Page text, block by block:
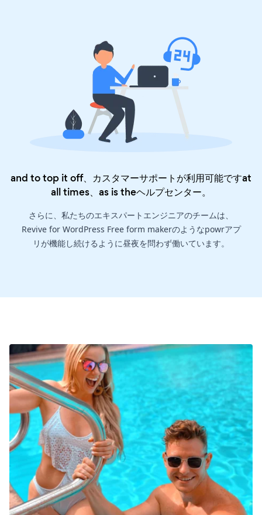
and to top it off、カスタマーサポートが利用可能ですat
all times、as is theヘルプセンター。
さらに、私たちのエキスパートエンジニアのチームは、
Revive for WordPress Free form makerのようなpowrアプ
リが機能し続けるように昼夜を問わず働いています。